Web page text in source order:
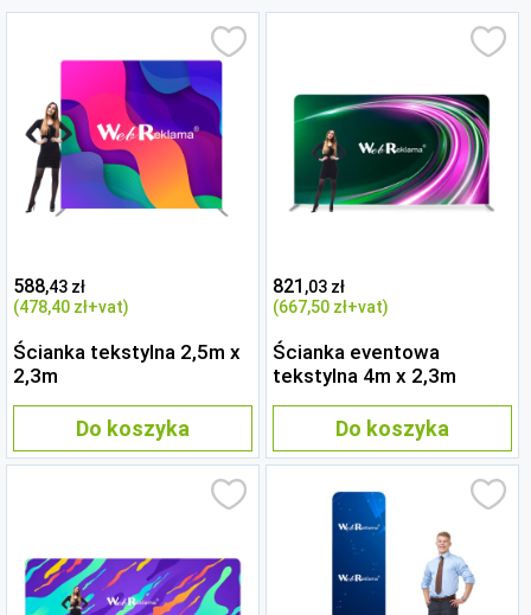
588,43 zł
(478,40 zł+vat)
Ścianka tekstylna 2,5m x
2,3m
Do koszyka
821 ,03 zł
(667,50 zł+vat)
Ścianka eventowa
tekstylna 4m x 2,3m
Do koszyka